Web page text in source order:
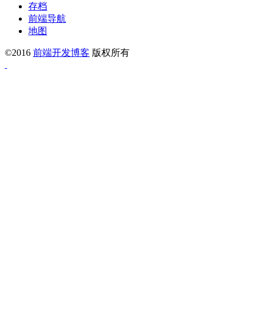
存档
前端导航
地图
©2016 前端开发博客 版权所有